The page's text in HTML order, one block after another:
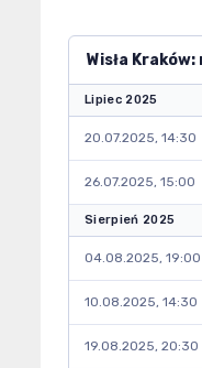
Wisła
Lipiec 2025
20.07.2025, 14:30
26.07.2025, 15:00
Sierpień 2025
04.08.2025, 19:00
10.08.2025, 14:30
19.08.2025, 20:30